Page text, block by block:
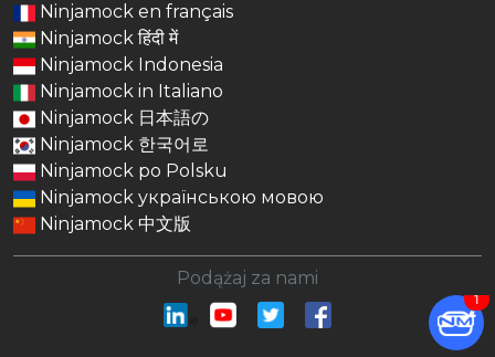
Ninjamock en français
Ninjamock हिंदी में
Ninjamock Indonesia
Ninjamock in Italiano
Ninjamock 日本語の
Ninjamock 한국어로
Ninjamock po Polsku
Ninjamock українською мовою
Ninjamock 中文版
Podążaj za nami